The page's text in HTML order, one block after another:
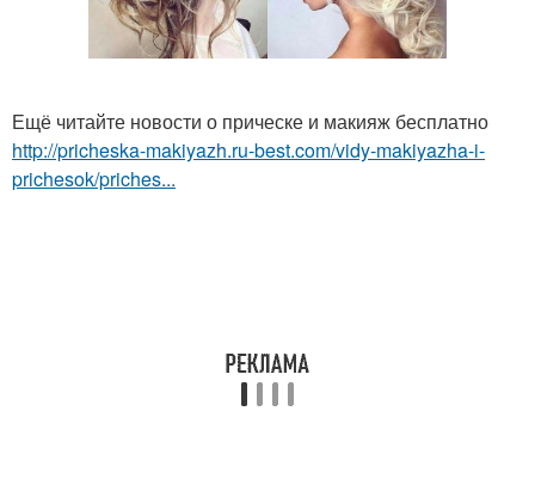
Ещё читайте новости о прическе и макияж бесплатно
http://pricheska-makiyazh.ru-best.com/vidy-makiyazha-i-
prichesok/priches...